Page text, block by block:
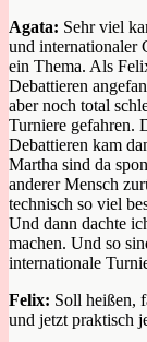
Agata: Sehr viel
und internationaler
ein Thema. Als
Debattieren
aber noch total
Turniere gefahren.
Debattieren kam
Martha sind da
anderer Mensch
technisch so viel
Und dann dachte
machen. Und so
internationale
Felix: Soll heißen,
und jetzt praktisch